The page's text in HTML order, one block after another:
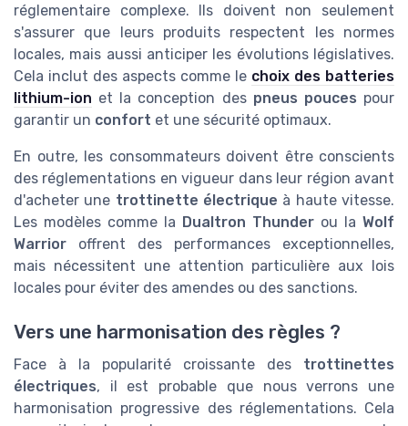
réglementaire complexe. Ils doivent non seulement
s'assurer que leurs produits respectent les normes
locales, mais aussi anticiper les évolutions législatives.
Cela inclut des aspects comme le choix des batteries
lithium-ion et la conception des pneus pouces pour
garantir un confort et une sécurité optimaux.
En outre, les consommateurs doivent être conscients
des réglementations en vigueur dans leur région avant
d'acheter une trottinette électrique à haute vitesse.
Les modèles comme la Dualtron Thunder ou la Wolf
Warrior offrent des performances exceptionnelles,
mais nécessitent une attention particulière aux lois
locales pour éviter des amendes ou des sanctions.
Vers une harmonisation des règles ?
Face à la popularité croissante des trottinettes
électriques, il est probable que nous verrons une
harmonisation progressive des réglementations. Cela